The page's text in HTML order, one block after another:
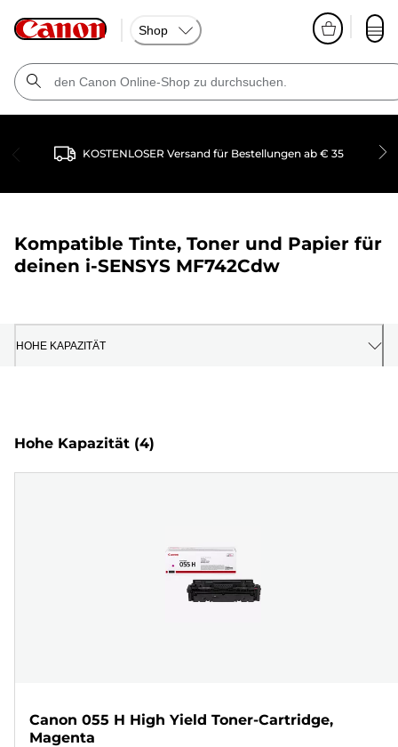
Shop
KOSTENLOSER Versand für Bestellungen ab € 35
Kompatible Tinte, Toner und Papier für
deinen i-SENSYS MF742Cdw
HOHE KAPAZITÄT
Hohe Kapazität (4)
Canon 055 H High Yield Toner-Cartridge,
Magenta